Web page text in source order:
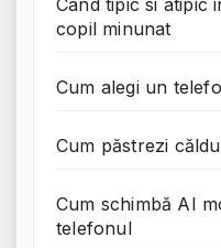
Cand tipic si atipic
copil minunat
Cum alegi un
Cum păstrezi
Cum schimbă AI
telefonul